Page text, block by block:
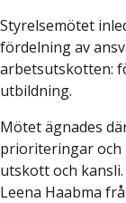
Styrelsemötet
fördelning av
arbetsutskotten:
utbildning.
Mötet ägnades
prioriteringar och
utskott och kansli.
Leena Haabma